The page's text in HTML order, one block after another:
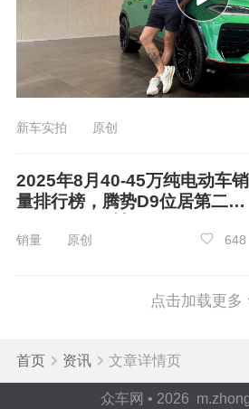
空气动力学方面，通过
与能效。全系外观提供8种配
M9 Ultimate领世加长版配备
悬浮背光LOGO及镭雕填墨专
新车实拍 原创
2025年8月40-45万纯电动车销
量排行榜，腾势D9位居第二，
销量 原创 648
点击加载更多
首页 资讯 文章详情页
众车网 • 2026